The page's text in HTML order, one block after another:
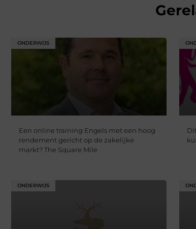
ONDERWIJS
Een online training Engels met een hoog
rendement gericht op de zakelijke
markt? The Square Mile
ONDERWIJS